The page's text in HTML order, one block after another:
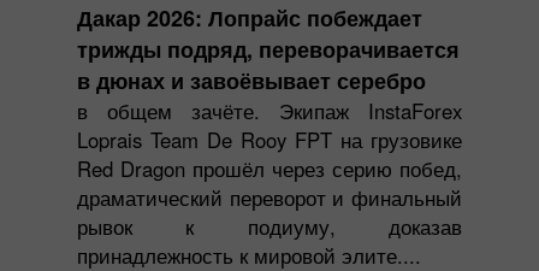
Дакар 2026: Лопрайс побеждает
трижды подряд, переворачивается
в дюнах и завоёвывает серебро
в общем зачёте. Экипаж InstaForex
Loprais Team De Rooy FPT на грузовике
Red Dragon прошёл через серию побед,
драматический переворот и финальный
рывок к подиуму, доказав
принадлежность к мировой элите....